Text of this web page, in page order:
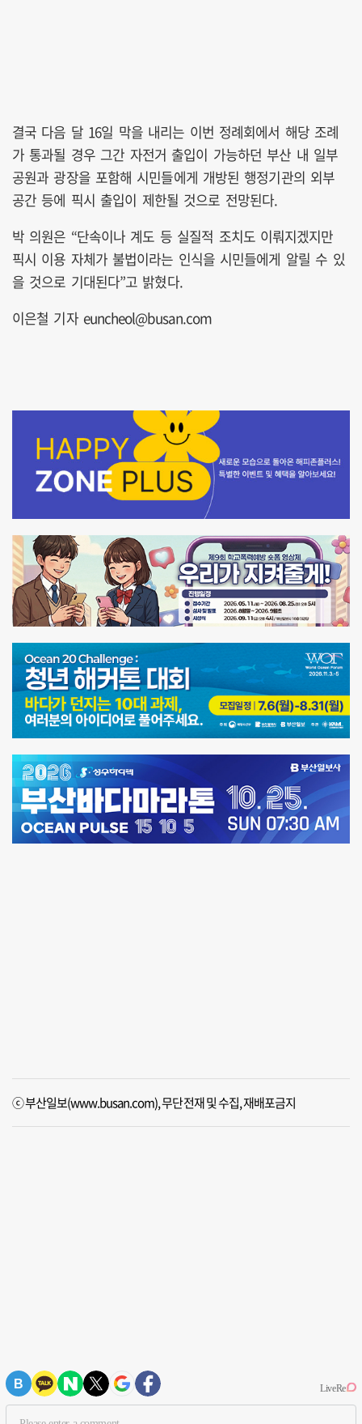
결국 다음 달 16일 막을 내리는 이번 정례회에서 해당 조례
가 통과될 경우 그간 자전거 출입이 가능하던 부산 내 일부
공원과 광장을 포함해 시민들에게 개방된 행정기관의 외부
공간 등에 픽시 출입이 제한될 것으로 전망된다.
박 의원은 “단속이나 계도 등 실질적 조치도 이뤄지겠지만
픽시 이용 자체가 불법이라는 인식을 시민들에게 알릴 수 있
을 것으로 기대된다”고 밝혔다.
이은철 기자 euncheol@busan.com
ⓒ 부산일보(www.busan.com), 무단전재 및 수집, 재배포금지